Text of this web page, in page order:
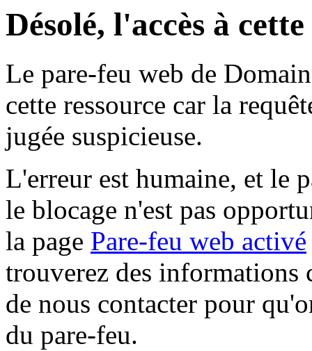
Désolé, l'accès à
Le pare-feu web de
cette ressource car la
jugée suspicieuse.
L'erreur est humaine, et le
le blocage n'est pas
la page Pare-feu web activé
trouverez des informations
de nous contacter pour
du pare-feu.